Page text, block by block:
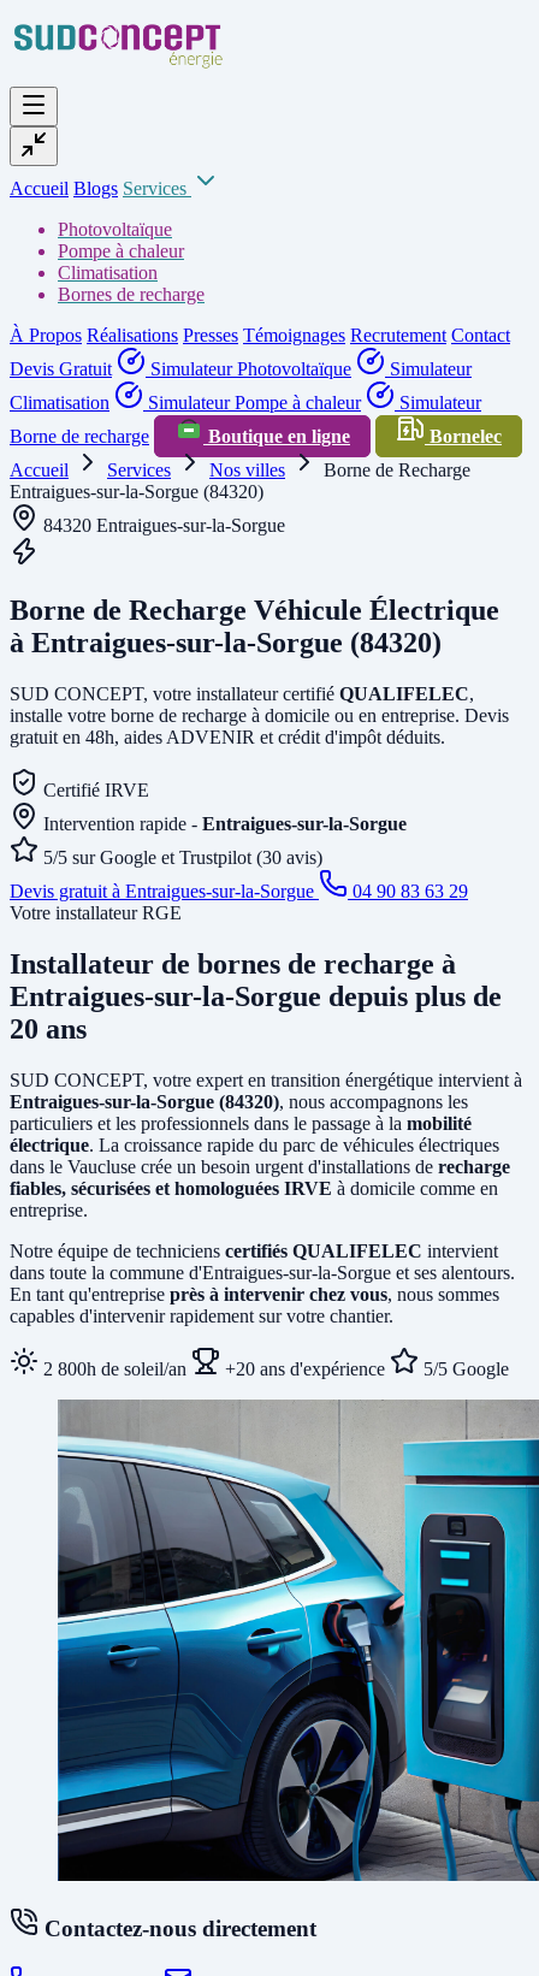
Accueil Blogs Services
Photovoltaïque
Pompe à chaleur
Climatisation
Bornes de recharge
À Propos Réalisations Presses Témoignages Recrutement Contact
Devis Gratuit
Simulateur Photovoltaïque
Simulateur
Climatisation
Simulateur Pompe à chaleur
Simulateur
Borne de recharge
Boutique en ligne
Bornelec
Accueil
Services Nos villes
Borne de Recharge
Entraigues-sur-la-Sorgue (84320)
84320 Entraigues-sur-la-Sorgue
Borne de Recharge Véhicule Électrique
à Entraigues-sur-la-Sorgue (84320)
SUD CONCEPT, votre installateur certifié QUALIFELEC,
installe votre borne de recharge à domicile ou en entreprise. Devis
gratuit en 48h, aides ADVENIR et crédit d'impôt déduits.
Certifié IRVE
Intervention rapide - Entraigues-sur-la-Sorgue
5/5 sur Google et Trustpilot (30 avis)
Devis gratuit à Entraigues-sur-la-Sorgue
04 90 83 63 29
Votre installateur RGE
Installateur de bornes de recharge à
Entraigues-sur-la-Sorgue depuis plus de
20 ans
SUD CONCEPT, votre expert en transition énergétique intervient à
Entraigues-sur-la-Sorgue (84320), nous accompagnons les
particuliers et les professionnels dans le passage à la mobilité
électrique. La croissance rapide du parc de véhicules électriques
dans le Vaucluse crée un besoin urgent d'installations de recharge
fiables, sécurisées et homologuées IRVE à domicile comme en
entreprise.
Notre équipe de techniciens certifiés QUALIFELEC intervient
dans toute la commune d'Entraigues-sur-la-Sorgue et ses alentours.
En tant qu'entreprise près à intervenir chez vous, nous sommes
capables d'intervenir rapidement sur votre chantier.
2 800h de soleil/an +20 ans d'expérience 5/5 Google
Contactez-nous directement